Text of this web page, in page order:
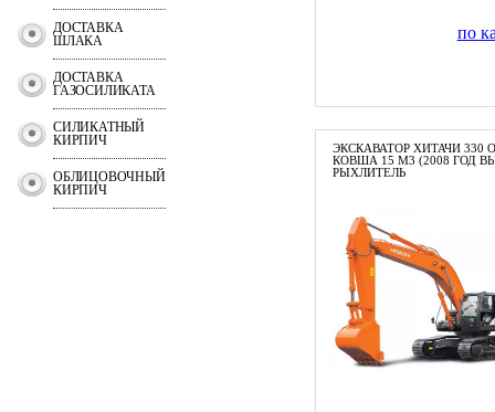
ДОСТАВКА
ШЛАКА
ДОСТАВКА
ГАЗОСИЛИКАТА
СИЛИКАТНЫЙ
КИРПИЧ
ОБЛИЦОВОЧНЫЙ
КИРПИЧ
по
ЭКСКАВАТОР ХИТАЧИ 330
КОВША 15 М3 (2008 ГОД
РЫХЛИТЕЛЬ